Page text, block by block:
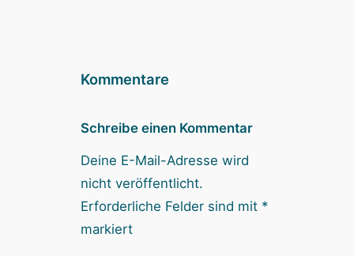
Kommentare
Schreibe einen Kommentar
Deine E-Mail-Adresse wird
nicht veröffentlicht.
Erforderliche Felder sind mit *
markiert